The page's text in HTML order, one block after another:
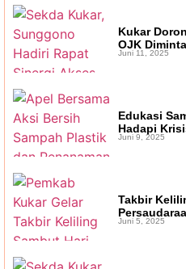
Kukar
OJK
Juni 11, 2025
Edukasi
Hadapi
Juni 9, 2025
Takbir
Juni 5, 2025